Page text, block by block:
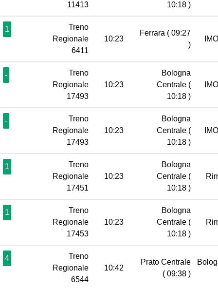
11413
10:18 )
1
Treno
Regionale
6411
10:23
Ferrara ( 09:27
)
-
Treno
Regionale
17493
10:23
Bologna
Centrale (
10:18 )
-
Treno
Regionale
17493
10:23
Bologna
Centrale (
10:18 )
1
Treno
Regionale
17451
10:23
Bologna
Centrale (
10:18 )
1
Treno
Regionale
17453
10:23
Bologna
Centrale (
10:18 )
4
Treno
Regionale
6544
10:42
Prato Centrale
( 09:38 )